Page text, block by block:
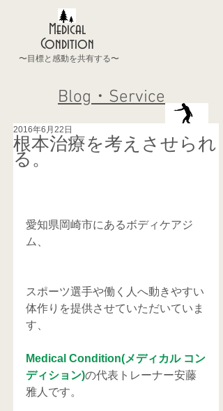
Medical
Condition
〜目標と感動を共有する〜
Blog・Service
根本治療を考えさせられ
る。
2016年6月22日
愛知県岡崎市にあるボディケアジ
ム、
スポーツ選手や働く人へ動きやすい
体作りを提供させていただいていま
す、
Medical Condition(メディカル コン
ディション)の代表トレーナー安藤
雅人です。